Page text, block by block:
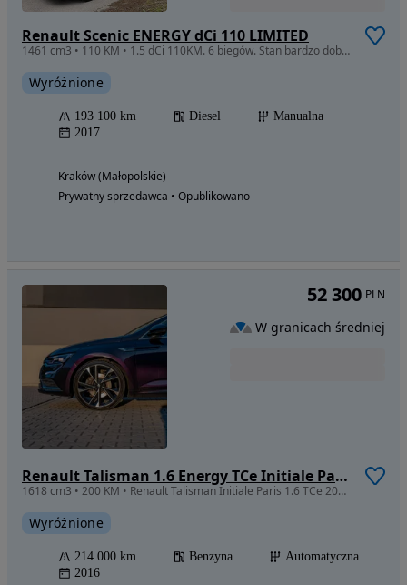
Renault Scenic ENERGY dCi 110 LIMITED
1461 cm3 • 110 KM • 1.5 dCi 110KM. 6 biegów. Stan bardzo dobry. Garażowany. Nawigacja GPS.
Wyróżnione
193 100 km Diesel
Manualna
2017
Kraków (Małopolskie)
Prywatny sprzedawca • Opublikowano
Renault Talisman 1.6 Energy TCe Initiale Paris EDC
1618 cm3 • 200 KM • Renault Talisman Initiale Paris 1.6 TCe 200km EDC DOINWESTOWANE!
Wyróżnione
214 000 km Benzyna
Automatyczna
2016
52 300 PLN
W granicach średniej